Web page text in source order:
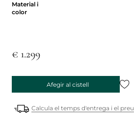
Material i
color
€ 1.299
Afegir al cistell
Calcula el temps d'entrega i el preu